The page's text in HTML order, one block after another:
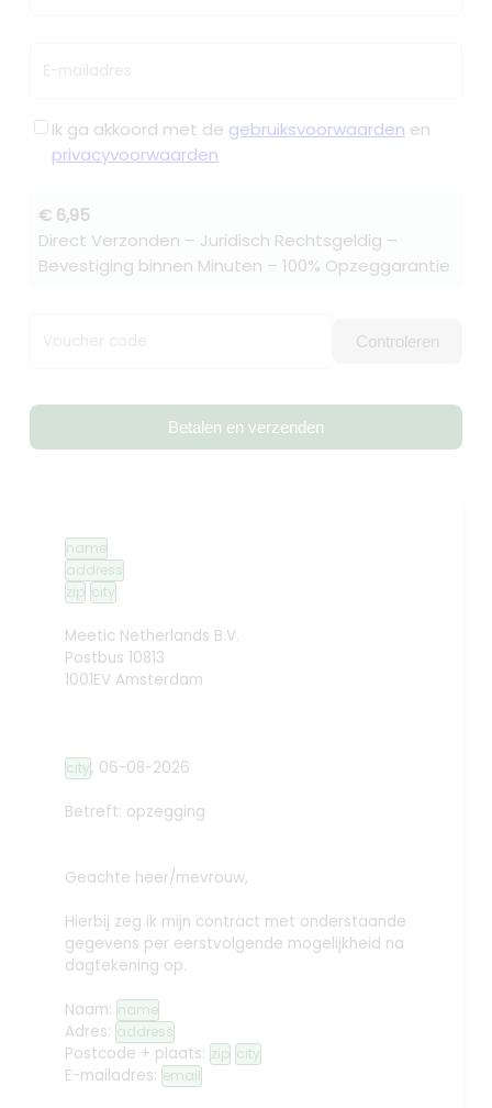
E-mailadres
Ik ga akkoord met de gebruiksvoorwaarden en
privacyvoorwaarden
€ 6,95
Direct Verzonden – Juridisch Rechtsgeldig –
Bevestiging binnen Minuten – 100% Opzeggarantie
Voucher code Controleren
Betalen en verzenden
name
address
zip city
Meetic Netherlands B.V.
Postbus 10813
1001EV Amsterdam
city, 06-08-2026
Betreft: opzegging
Geachte heer/mevrouw,
Hierbij zeg ik mijn contract met onderstaande
gegevens per eerstvolgende mogelijkheid na
dagtekening op.
Naam: name
Adres: address
Postcode + plaats: zip city
E-mailadres: email